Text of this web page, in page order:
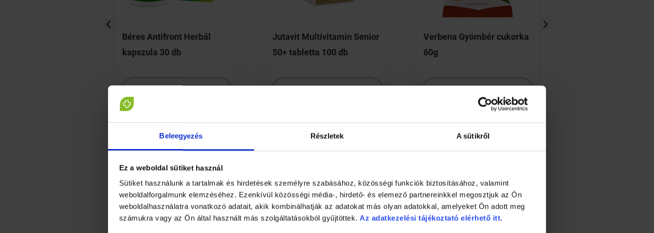
Beleegyezés Részletek A sütikről
Ez a weboldal sütiket használ
Sütiket használunk a tartalmak és hirdetések személyre szabásához, közösségi funkciók biztosításához, valamint
weboldalforgalmunk elemzéséhez. Ezenkívül közösségi média-, hirdető- és elemező partnereinkkel megosztjuk az Ön
weboldalhasználatra vonatkozó adatait, akik kombinálhatják az adatokat más olyan adatokkal, amelyeket Ön adott meg
számukra vagy az Ön által használt más szolgáltatásokból gyűjtöttek. Az adatkezelési tájékoztató elérhető itt.
Béres Antifront Herbál
kapszula 30 db
RÉSZLETEK
Jutavit Multivitamin Senior
50+ tabletta 100 db
RÉSZLETEK
Verbena Gyömbér cukorka
60g
RÉSZLETEK